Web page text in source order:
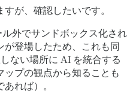
が、確認したいです。
ル外でサンドボックス化され
登場したため、これも同
ない場所に AI を統合する
プの観点から知ることも
れば）。